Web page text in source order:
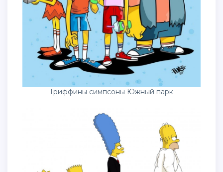
Гриффины симпсоны Южный парк